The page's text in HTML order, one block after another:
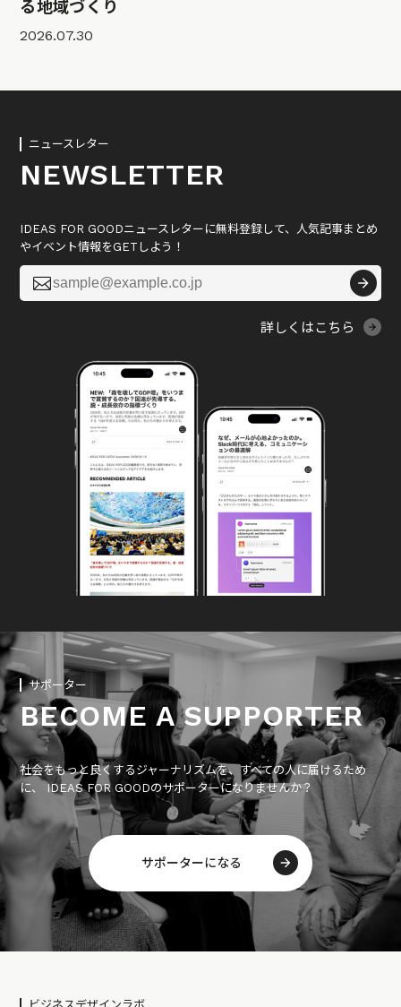
る地域づくり
2026.07.30
ニュースレター
NEWSLETTER
IDEAS FOR GOODニュースレターに無料登録して、人気記事まとめ
やイベント情報をGETしよう！

詳しくはこちら
サポーター
BECOME A SUPPORTER
社会をもっと良くするジャーナリズムを、すべての人に届けるため
に、 IDEAS FOR GOODのサポーターになりませんか？
サポーターになる